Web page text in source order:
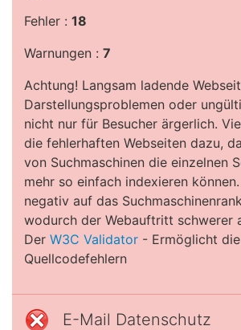
Fehler : 18
Warnungen : 7
Achtung! Langsam ladende
Darstellungsproblemen oder
nicht nur für Besucher ärgerlich.
die fehlerhaften Webseiten dazu,
von Suchmaschinen die einzelnen
mehr so einfach indexieren
negativ auf das
wodurch der Webauftritt schwerer
Der W3C Validator - Ermöglicht
Quellcodefehlern
E-Mail Datenschutz